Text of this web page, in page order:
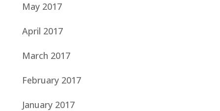
May 2017
April 2017
March 2017
February 2017
January 2017